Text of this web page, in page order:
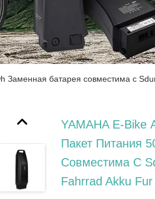
Заменная батарея совместима с
YAMAHA E-Bike
Пакет Питания
Совместима С
Fahrrad Akku